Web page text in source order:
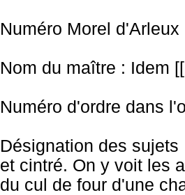
Numéro Morel d'Arleux
Nom du maître : Idem
Numéro d'ordre dans
Désignation des
et cintré. On y voit les
du cul de four d'une